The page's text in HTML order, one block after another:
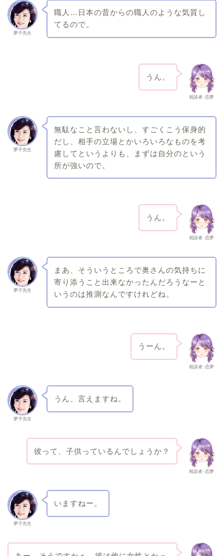
夢子先生
職人…日本の昔からの職人のような気質し
てるので。
相談者･恋夢
うん。
夢子先生
無駄なこと言わないし、すごくこう保身的
だし、相手の立場とかいろいろなものを考
慮してというよりも、まずは自分のという
所が強いので。
相談者･恋夢
うん。
夢子先生
まあ、そういうところで奥さんの気持ちに
寄り添うこと出来なかったんだろうなーと
いうのは推測なんですけれどね。
相談者･恋夢
うーん。
夢子先生
うん、言えますね。
相談者･恋夢
彼って、子供っているんでしょうか？
夢子先生
いますねー。